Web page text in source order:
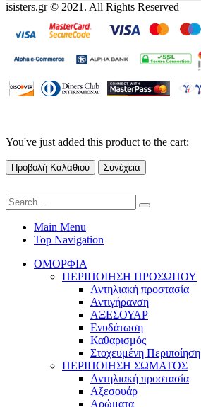
isisters.gr © 2021. All Rights Reserved
You've just added this product to the cart:
Προβολή Καλαθιού Συνέχεια
Main Menu
Top Navigation
ΟΜΟΡΦΙΑ
ΠΕΡΙΠΟΙΗΣΗ ΠΡΟΣΩΠΟΥ
Αντηλιακή προστασία
Αντιγήρανση
ΑΞΕΣΟΥΑΡ
Ενυδάτωση
Καθαρισμός
Στοχευμένη Περιποίηση
ΠΕΡΙΠΟΙΗΣΗ ΣΩΜΑΤΟΣ
Αντηλιακή προστασία
Αξεσουάρ
Αρώματα